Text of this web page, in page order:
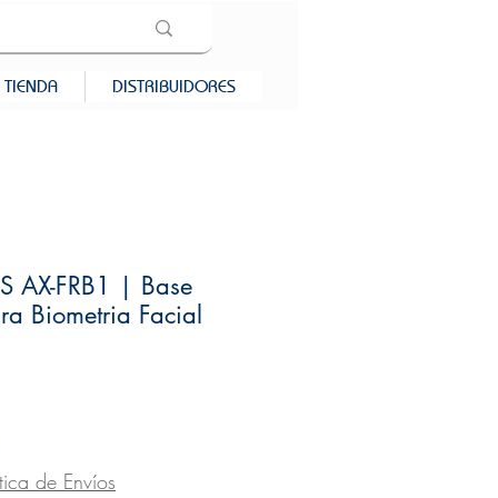
TIENDA DISTRIBUIDORES
AX-FRB1 | Base
Biometria Facial
de Envíos